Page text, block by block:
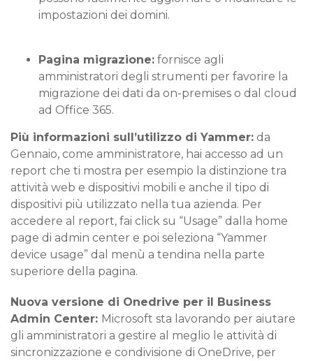
impostazioni dei domini.
Pagina migrazione: fornisce agli
amministratori degli strumenti per favorire la
migrazione dei dati da on-premises o dal cloud
ad Office 365.
Più informazioni sull’utilizzo di Yammer: da
Gennaio, come amministratore, hai accesso ad un
report che ti mostra per esempio la distinzione tra
attività web e dispositivi mobili e anche il tipo di
dispositivi più utilizzato nella tua azienda. Per
accedere al report, fai click su “Usage” dalla home
page di admin center e poi seleziona “Yammer
device usage” dal menù a tendina nella parte
superiore della pagina.
Nuova versione di Onedrive per il Business
Admin Center: Microsoft sta lavorando per aiutare
gli amministratori a gestire al meglio le attività di
sincronizzazione e condivisione di OneDrive, per